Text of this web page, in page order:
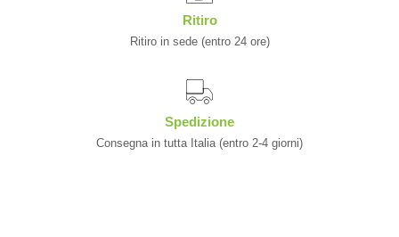
Ritiro
Ritiro in sede (entro 24 ore)
Spedizione
Consegna in tutta Italia (entro 2-4 giorni)